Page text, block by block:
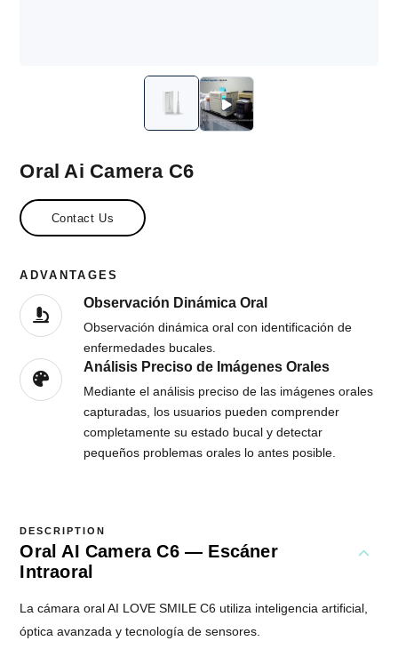
Oral Ai Camera C6
Contact Us
ADVANTAGES
Observación Dinámica Oral
Observación dinámica oral con identificación de
enfermedades bucales.
Análisis Preciso de Imágenes Orales
Mediante el análisis preciso de las imágenes orales
capturadas, los usuarios pueden comprender
completamente su estado bucal y detectar
pequeños problemas orales lo antes posible.
DESCRIPTION
Oral AI Camera C6 — Escáner
Intraoral
La cámara oral AI LOVE SMILE C6 utiliza inteligencia artificial,
óptica avanzada y tecnología de sensores.